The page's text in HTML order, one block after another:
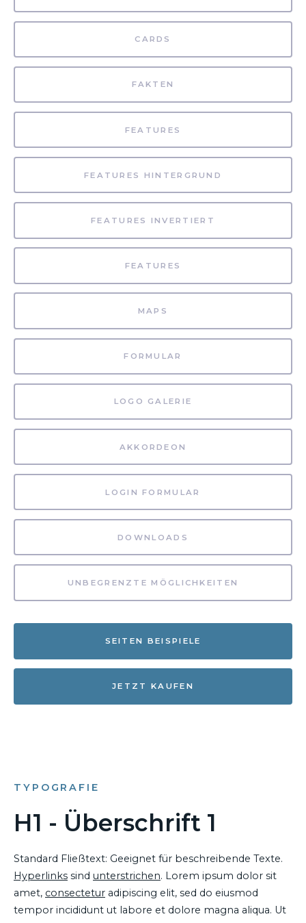
CARDS
FAKTEN
FEATURES
FEATURES HINTERGRUND
FEATURES INVERTIERT
FEATURES
MAPS
FORMULAR
LOGO GALERIE
AKKORDEON
LOGIN FORMULAR
DOWNLOADS
UNBEGRENZTE MÖGLICHKEITEN
SEITEN BEISPIELE
JETZT KAUFEN
TYPOGRAFIE
H1 - Überschrift 1
Standard Fließtext: Geeignet für beschreibende Texte.
Hyperlinks sind unterstrichen. Lorem ipsum dolor sit
amet, consectetur adipiscing elit, sed do eiusmod
tempor incididunt ut labore et dolore magna aliqua. Ut